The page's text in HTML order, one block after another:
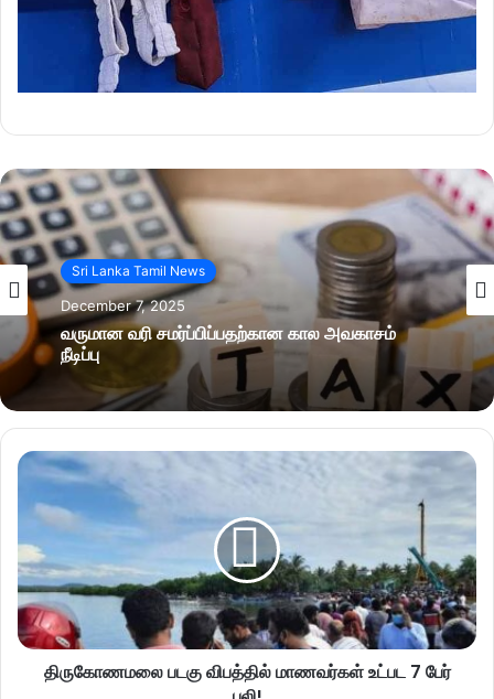
Sri Lanka Tamil News
December 7, 2025
வருமான வரி சமர்ப்பிப்பதற்கான கால அவகாசம்
நீடிப்பு
திருகோணமலை படகு விபத்தில் மாணவர்கள் உட்பட 7 பேர்